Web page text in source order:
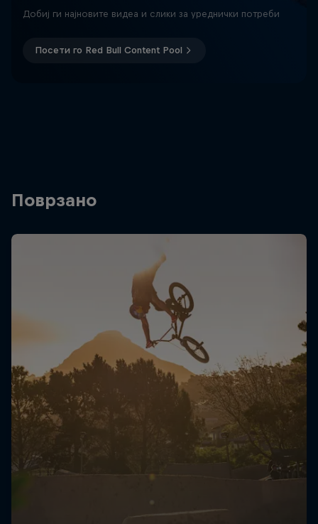
Добиј ги најновите видеа и слики за уреднички потреби
Посети го Red Bull Content Pool
Поврзано